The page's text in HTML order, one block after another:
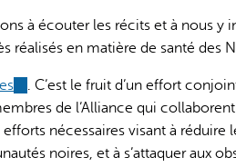
à écouter les récits et à nous y
réalisés en matière de santé des
(link
is
external)
. C’est le fruit d’un effort
de l’Alliance qui
nécessaires visant à réduire
noires, et à s’attaquer aux